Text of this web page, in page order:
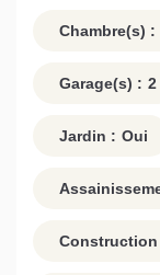
Chambre(s) :
Garage(s) : 2
Jardin : Oui
Construction